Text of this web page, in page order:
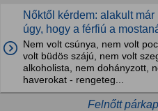
Nőktől kérdem: alakult
úgy, hogy a férfiú a
Nem volt csúnya, nem volt
volt büdös szájú, nem volt
alkoholista, nem dohányzott,
haverokat - rengeteg...
Felnőtt